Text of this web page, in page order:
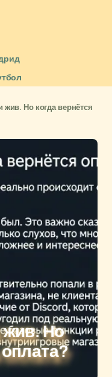
жив. Но когда вернётся
жив. Но